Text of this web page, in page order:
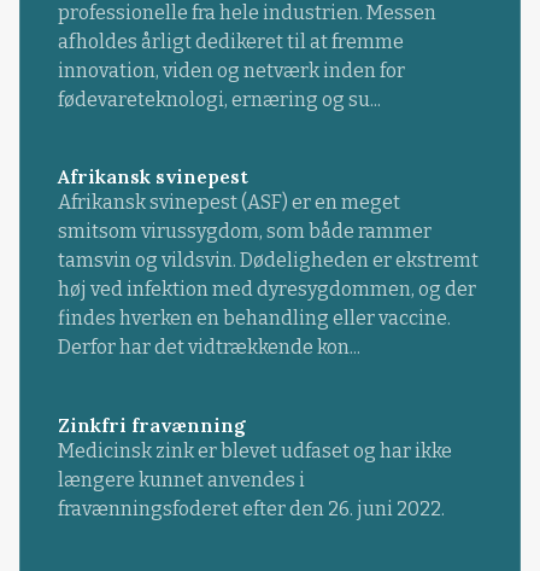
professionelle fra hele industrien. Messen
afholdes årligt dedikeret til at fremme
innovation, viden og netværk inden for
fødevareteknologi, ernæring og su...
Afrikansk svinepest
Afrikansk svinepest (ASF) er en meget
smitsom virussygdom, som både rammer
tamsvin og vildsvin. Dødeligheden er ekstremt
høj ved infektion med dyresygdommen, og der
findes hverken en behandling eller vaccine.
Derfor har det vidtrækkende kon...
Zinkfri fravænning
Medicinsk zink er blevet udfaset og har ikke
længere kunnet anvendes i
fravænningsfoderet efter den 26. juni 2022.